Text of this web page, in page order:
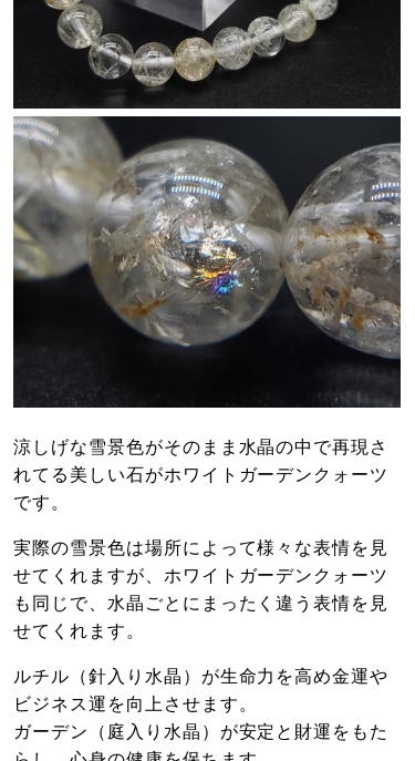
涼しげな雪景色がそのまま水晶の中で再現さ
れてる美しい石がホワイトガーデンクォーツ
です。
実際の雪景色は場所によって様々な表情を見
せてくれますが、ホワイトガーデンクォーツ
も同じで、水晶ごとにまったく違う表情を見
せてくれます。
ルチル（針入り水晶）が生命力を高め金運や
ビジネス運を向上させます。
ガーデン（庭入り水晶）が安定と財運をもた